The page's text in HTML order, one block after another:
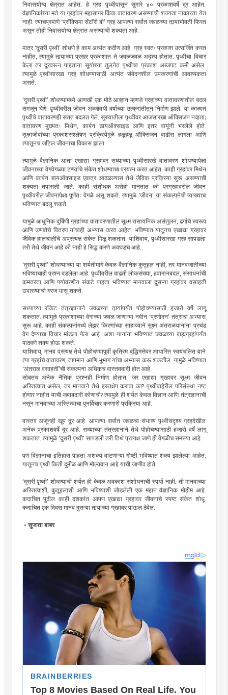
निवासयोग्य क्षेत्रात आहेत. हे ग्रह पृथ्वीपासून सुमारे ४० प्रकाशवर्षे दूर आहेत.
वैज्ञानिकांच्या मते या ग्रहांवर महासागर किंवा वातावरण असण्याची शक्यता नाकारता येत
नाही. त्याचप्रमाणे ‘प्रॉक्सिमा सेंटॉरी बी’ ग्रह आपल्या सर्वांत जवळच्या तार्‍याभोवती फिरत
असून तोही निवासयोग्य क्षेत्रात असण्याची शक्यता आहे.
मात्र ‘दुसरी पृथ्वी’ शोधणे हे काम अत्यंत कठीण आहे. ग्रह स्वतः प्रकाश उत्सर्जित करत
नाहीत, त्यामुळे तार्‍याच्या प्रखर प्रकाशात ते जवळजवळ अदृश्य होतात. पृथ्वीचा विचार
केला तर दूरवरून पाहताना सूर्याच्या तुलनेत पृथ्वीचा प्रकाश अब्जपट कमी असेल.
त्यामुळे पृथ्वीसारखा ग्रह शोधण्यासाठी अत्यंत संवेदनशील उपकरणांची आवश्यकता
असते.
‘दुसरी पृथ्वी’ शोधण्यामध्ये आणखी एक मोठे आव्हान म्हणजे ग्रहांच्या वातावरणातील बदल
समजून घेणे. पृथ्वीवरील जीवन अब्जावधी वर्षांच्या उत्क्रांतीतून निर्माण झाले. या काळात
पृथ्वीचे वातावरणही सतत बदलत गेले. सुरुवातीला पृथ्वीवर आजसारखा ऑक्सिजन नव्हता;
वातावरण मुख्यतः मिथेन, कार्बन डायऑक्साइड आणि इतर वायूंनी भरलेले होते.
सूक्ष्मजीवांच्या प्रकाशसंश्लेषण प्रक्रियेमुळे हळूहळू ऑक्सिजन वाढीस लागला आणि
त्यातूनच जटिल जीवनाचा विकास झाला.
त्यामुळे वैज्ञानिक आता एखाद्या ग्रहावर सध्याच्या पृथ्वीसारखे वातावरण शोधण्यापेक्षा
जीवनाच्या वेगवेगळ्या टप्प्यांचे संकेत शोधण्याचा प्रयत्न करत आहेत. काही ग्रहांवर मिथेन
आणि कार्बन डायऑक्साइड एकत्र आढळल्यास तेथे जैविक प्रक्रिया सुरू असण्याची
शक्यता तपासली जाते. काही संशोधक असेही मानतात की परग्रहावरील जीवन
पृथ्वीवरील जीवनापेक्षा पूर्णतः वेगळे असू शकते. त्यामुळे ‘जीवन’ या संकल्पनेची व्याख्याच
भविष्यात बदलू शकते.
यामुळे आधुनिक दुर्बिणी ग्रहांच्या वातावरणातील सूक्ष्म रासायनिक असंतुलन, ढगांचे स्वरूप
आणि उष्णतेचे वितरण यांचाही अभ्यास करत आहेत. भविष्यात यातूनच एखाद्या ग्रहावर
जैविक हालचालींचे अप्रत्यक्ष संकेत मिळू शकतात. याशिवाय, पृथ्वीसारखा ग्रह सापडला
तरी तेथे जीवन आहे की नाही हे सिद्ध करणे अवघडच आहे.
‘दुसरी पृथ्वी’ शोधण्याच्या या शर्यतीमागे केवळ वैज्ञानिक कुतूहल नाही, तर मानवजातीच्या
भविष्याचाही प्रश्न दडलेला आहे. पृथ्वीवरील वाढती लोकसंख्या, हवामानबदल, संसाधनांची
कमतरता आणि पर्यावरणीय संकटे पाहता भविष्यात मानवाला दुसऱ्या ग्रहांवर वसाहती
उभारण्याची गरज भासू शकते.
सध्याच्या रॉकेट तंत्रज्ञानाने जवळच्या तार्‍यांपर्यंत पोहोचण्यासाठी हजारो वर्षे लागू
शकतात. त्यामुळे प्रकाशाच्या वेगाच्या जवळ जाणाऱ्या नवीन ‘प्रणोदन’ तंत्रांचा अभ्यास
सुरू आहे. काही संकल्पनांमध्ये लेझर किरणांच्या साहाय्याने सूक्ष्म अंतराळयानांना प्रचंड
वेग देण्याचा विचार मांडला गेला आहे. अशा यानांना भविष्यात जवळच्या बाह्यग्रहांपर्यंत
पाठवणे शक्य होऊ शकते.
याशिवाय, मानव प्रत्यक्ष तेथे पोहोचण्यापूर्वी कृत्रिम बुद्धिमत्तेवर आधारित स्वयंचलित याने
त्या ग्रहांचे वातावरण, तापमान आणि भूभाग यांचा अभ्यास करू शकतील. यामुळे भविष्यात
‘अंतराळ वसाहतीं’ची संकल्पना अधिकच वास्तववादी होत आहे.
सोबतच अनेक नैतिक प्रश्नही निर्माण होतात. जर एखाद्या ग्रहावर सूक्ष्म जीवन
अस्तित्वात असेल, तर मानवाने तेथे हस्तक्षेप करावा का? पृथ्वीबाहेरील परिसंस्था नष्ट
होणार नाहीत याची जबाबदारी कोणाची? त्यामुळे ही शर्यत केवळ विज्ञान आणि तंत्रज्ञानाची
नसून मानवाच्या अस्तित्वाचा पुनर्विचार करणारी प्रक्रिया आहे.
वास्तव अजूनही खूप दूर आहे. आपल्या सर्वांत जवळचा संभाव्य पृथ्वीसदृश्य ग्रहदेखील
अनेक प्रकाशवर्षे दूर आहे. सध्याच्या तंत्रज्ञानाने तेथे पोहोचण्यासाठी हजारो वर्षे लागू
शकतात. त्यामुळे ‘दुसरी पृथ्वी’ सापडली तरी तिथे प्रत्यक्ष जाणे ही वेगळीच समस्या आहे.
पण विज्ञानाचा इतिहास पाहता अशक्य वाटणाऱ्या गोष्टी भविष्यात शक्य झालेल्या आहेत.
यातूनच पृथ्वी किती दुर्मीळ आणि मौल्यवान आहे याची जाणीव होते.
‘दुसरी पृथ्वी’ शोधण्याची शर्यत ही केवळ अवकाश संशोधनाची स्पर्धा नाही; ती मानवाच्या
अस्तित्वाशी, कुतूहलाशी आणि भविष्याशी जोडलेली एक महान वैज्ञानिक मोहीम आहे.
कदाचित पुढील काही दशकांत आपण एखाद्या ग्रहावर जीवनाचे स्पष्ट संकेत शोधू.
कदाचित एक दिवस मानव दुसऱ्या तार्‍याच्या ग्रहावर पाऊल ठेवेल.
- सुजाता बाबर